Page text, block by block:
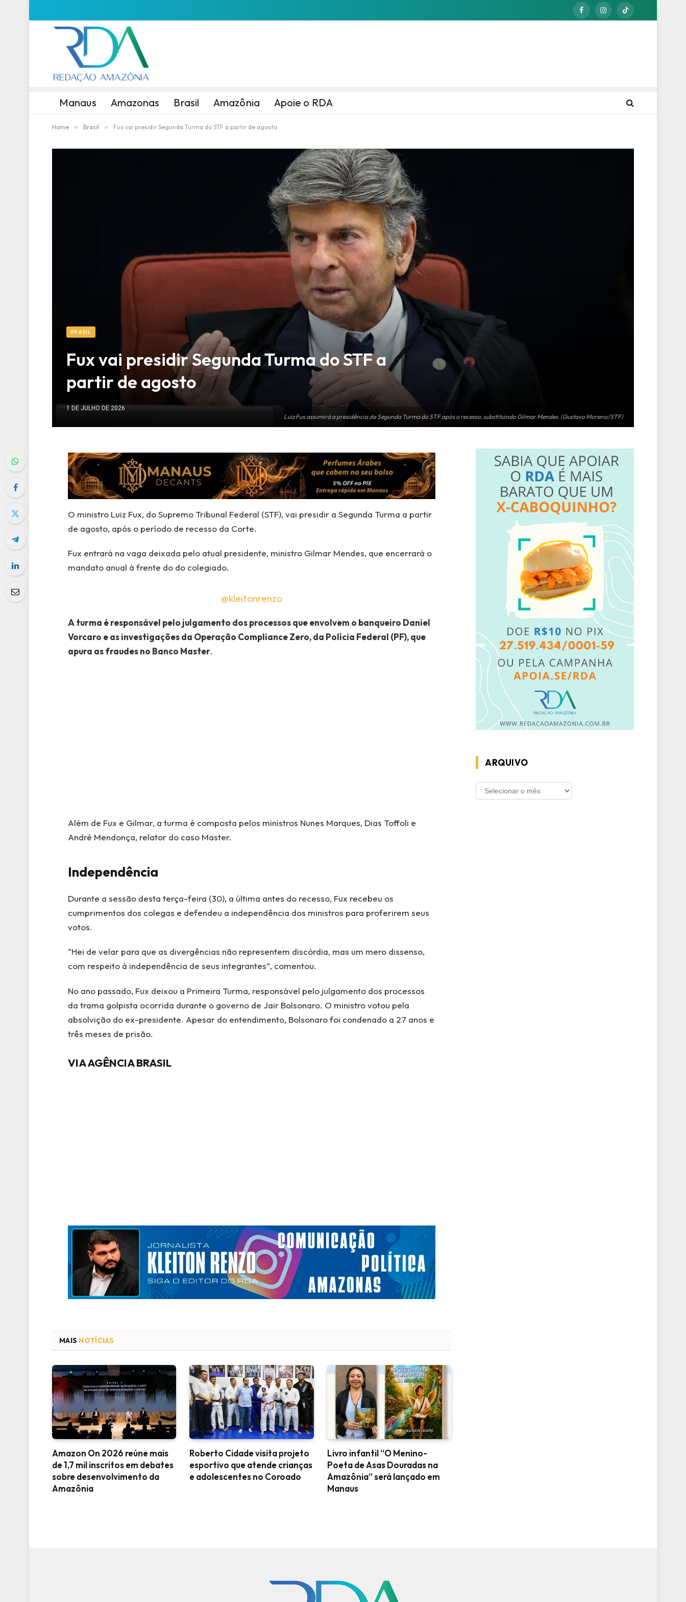
FacebookInstagramTikTok
Manaus Amazonas Brasil Amazônia Apoie o RDA
Home » Brasil » Fux vai presidir Segunda Turma do STF a partir de agosto
Luiz Fux assumirá a presidência da Segunda Turma do STF após o recesso, substituindo Gilmar Mendes. (Gustavo Moreno/STF)
BRASIL
Fux vai presidir Segunda Turma do STF a
partir de agosto
1 DE JULHO DE 2026
O ministro Luiz Fux, do Supremo Tribunal Federal (STF), vai presidir a Segunda Turma a partir
de agosto, após o período de recesso da Corte.
Fux entrará na vaga deixada pelo atual presidente, ministro Gilmar Mendes, que encerrará o
mandato anual à frente do do colegiado.
@kleitonrenzo
A turma é responsável pelo julgamento dos processos que envolvem o banqueiro Daniel
Vorcaro e as investigações da Operação Compliance Zero, da Polícia Federal (PF), que
apura as fraudes no Banco Master.
Além de Fux e Gilmar, a turma é composta pelos ministros Nunes Marques, Dias Toffoli e
André Mendonça, relator do caso Master.
Independência
Durante a sessão desta terça-feira (30), a última antes do recesso, Fux recebeu os
cumprimentos dos colegas e defendeu a independência dos ministros para proferirem seus
votos.
“Hei de velar para que as divergências não representem discórdia, mas um mero dissenso,
com respeito à independência de seus integrantes”, comentou.
No ano passado, Fux deixou a Primeira Turma, responsável pelo julgamento dos processos
da trama golpista ocorrida durante o governo de Jair Bolsonaro. O ministro votou pela
absolvição do ex-presidente. Apesar do entendimento, Bolsonaro foi condenado a 27 anos e
três meses de prisão.
VIA AGÊNCIA BRASIL
MAIS NOTÍCIAS
Amazon On 2026 reúne mais
de 1,7 mil inscritos em debates
sobre desenvolvimento da
Amazônia
Roberto Cidade visita projeto
esportivo que atende crianças
e adolescentes no Coroado
Livro infantil “O Menino-
Poeta de Asas Douradas na
Amazônia” será lançado em
Manaus
ARQUIVO
ARQUIVO